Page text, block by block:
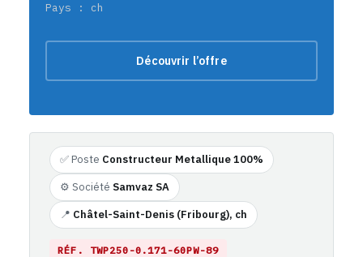
Pays : ch
Découvrir l’offre
✅ Poste Constructeur Metallique 100%
⚙️ Société Samvaz SA
📍 Châtel-Saint-Denis (Fribourg), ch
RÉF. TWP250-0.171-60PW-89